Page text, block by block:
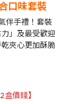
口味套裝
伴手禮！套裝
」及最受歡迎
夾心更加酥脆
2盒價錢】